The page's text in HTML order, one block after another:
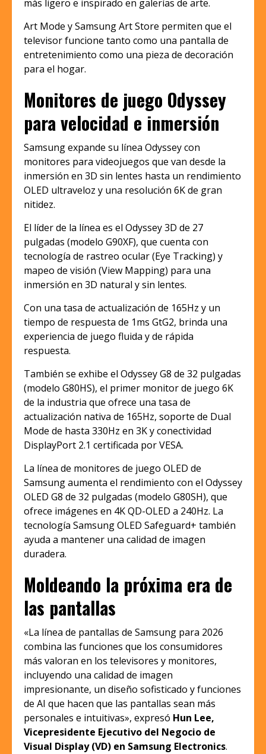
más ligero e inspirado en galerías de arte.
Art Mode y Samsung Art Store permiten que el
televisor funcione tanto como una pantalla de
entretenimiento como una pieza de decoración
para el hogar.
Monitores de juego Odyssey
para velocidad e inmersión
Samsung expande su línea Odyssey con
monitores para videojuegos que van desde la
inmersión en 3D sin lentes hasta un rendimiento
OLED ultraveloz y una resolución 6K de gran
nitidez.
El líder de la línea es el Odyssey 3D de 27
pulgadas (modelo G90XF), que cuenta con
tecnología de rastreo ocular (Eye Tracking) y
mapeo de visión (View Mapping) para una
inmersión en 3D natural y sin lentes.
Con una tasa de actualización de 165Hz y un
tiempo de respuesta de 1ms GtG2, brinda una
experiencia de juego fluida y de rápida
respuesta.
También se exhibe el Odyssey G8 de 32 pulgadas
(modelo G80HS), el primer monitor de juego 6K
de la industria que ofrece una tasa de
actualización nativa de 165Hz, soporte de Dual
Mode de hasta 330Hz en 3K y conectividad
DisplayPort 2.1 certificada por VESA.
La línea de monitores de juego OLED de
Samsung aumenta el rendimiento con el Odyssey
OLED G8 de 32 pulgadas (modelo G80SH), que
ofrece imágenes en 4K QD-OLED a 240Hz. La
tecnología Samsung OLED Safeguard+ también
ayuda a mantener una calidad de imagen
duradera.
Moldeando la próxima era de
las pantallas
«La línea de pantallas de Samsung para 2026
combina las funciones que los consumidores
más valoran en los televisores y monitores,
incluyendo una calidad de imagen
impresionante, un diseño sofisticado y funciones
de AI que hacen que las pantallas sean más
personales e intuitivas», expresó Hun Lee,
Vicepresidente Ejecutivo del Negocio de
Visual Display (VD) en Samsung Electronics.